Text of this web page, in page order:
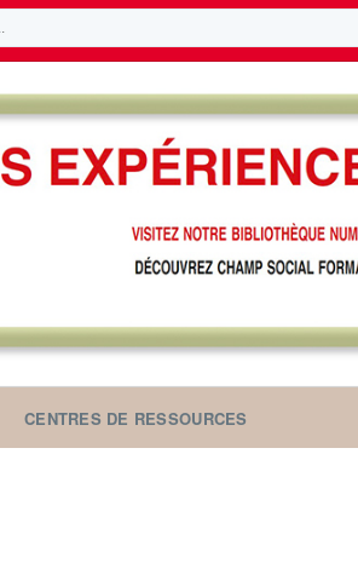
CENTRES DE RESSOURCES